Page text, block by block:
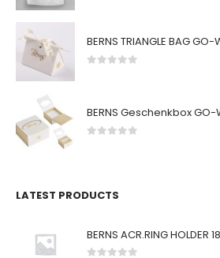
BERNS TRIANGLE BAG
LATEST PRODUCTS